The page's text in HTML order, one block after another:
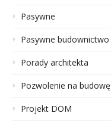
Pasywne
Pasywne budownictwo
Porady architekta
Pozwolenie na budowę
Projekt DOM